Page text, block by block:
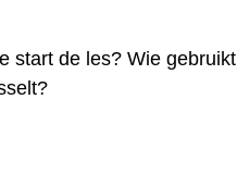
de les? Wie